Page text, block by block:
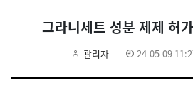
그라니세트 성분 제제 허
관리자 24-05-09